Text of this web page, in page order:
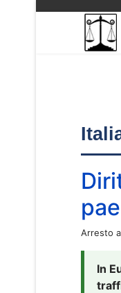
Arresto
In